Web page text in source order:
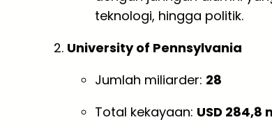
teknologi, hingga politik.
University of Pennsylvania
Jumlah miliarder: 28
Total kekayaan: USD 284,8